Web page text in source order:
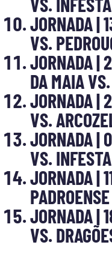
JORNADA |
VS.
JORNADA |
DA MAIA
JORNADA |
VS.
JORNADA |
VS. INFESTA
JORNADA |
JORNADA |
VS.